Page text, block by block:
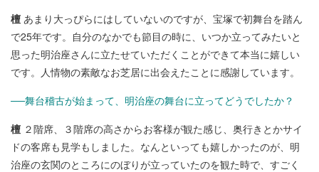
檀 あまり大っぴらにはしていないのですが、宝塚で初舞台を踏ん
で25年です。自分のなかでも節目の時に、いつか立ってみたいと
思った明治座さんに立たせていただくことができて本当に嬉しい
です。人情物の素敵なお芝居に出会えたことに感謝しています。
──舞台稽古が始まって、明治座の舞台に立ってどうでしたか？
檀 ２階席、３階席の高さからお客様が観た感じ、奥行きとかサイ
ドの客席も見学もしました。なんといっても嬉しかったのが、明
治座の玄関のところにのぼりが立っていたのを観た時で、すごく